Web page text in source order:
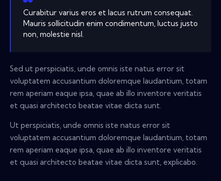
Curabitur varius eros et lacus rutrum consequat.
Mauris sollicitudin enim condimentum, luctus justo
non, molestie nisl.
Sed ut perspiciatis, unde omnis iste natus error sit
voluptatem accusantium doloremque laudantium, totam
rem aperiam eaque ipsa, quae ab illo inventore veritatis
et quasi architecto beatae vitae dicta sunt.
Ut perspiciatis, unde omnis iste natus error sit
voluptatem accusantium doloremque laudantium, totam
rem aperiam eaque ipsa, quae ab illo inventore veritatis
et quasi architecto beatae vitae dicta sunt, explicabo.